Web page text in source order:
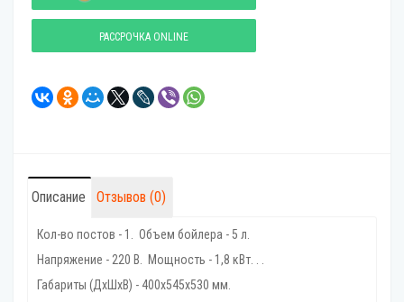
РАССРОЧКА ONLINE
Описание Отзывов (0)
Кол-во постов - 1. Объем бойлера - 5 л.
Напряжение - 220 В. Мощность - 1,8 кВт. . .
Габариты (ДхШхВ) - 400х545х530 мм.